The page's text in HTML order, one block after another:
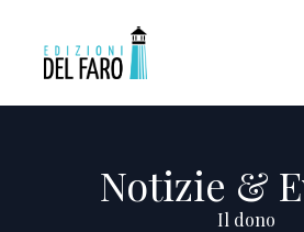
Notizie &
Il dono